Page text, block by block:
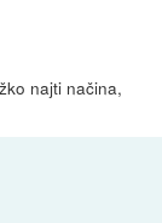
najti načina,